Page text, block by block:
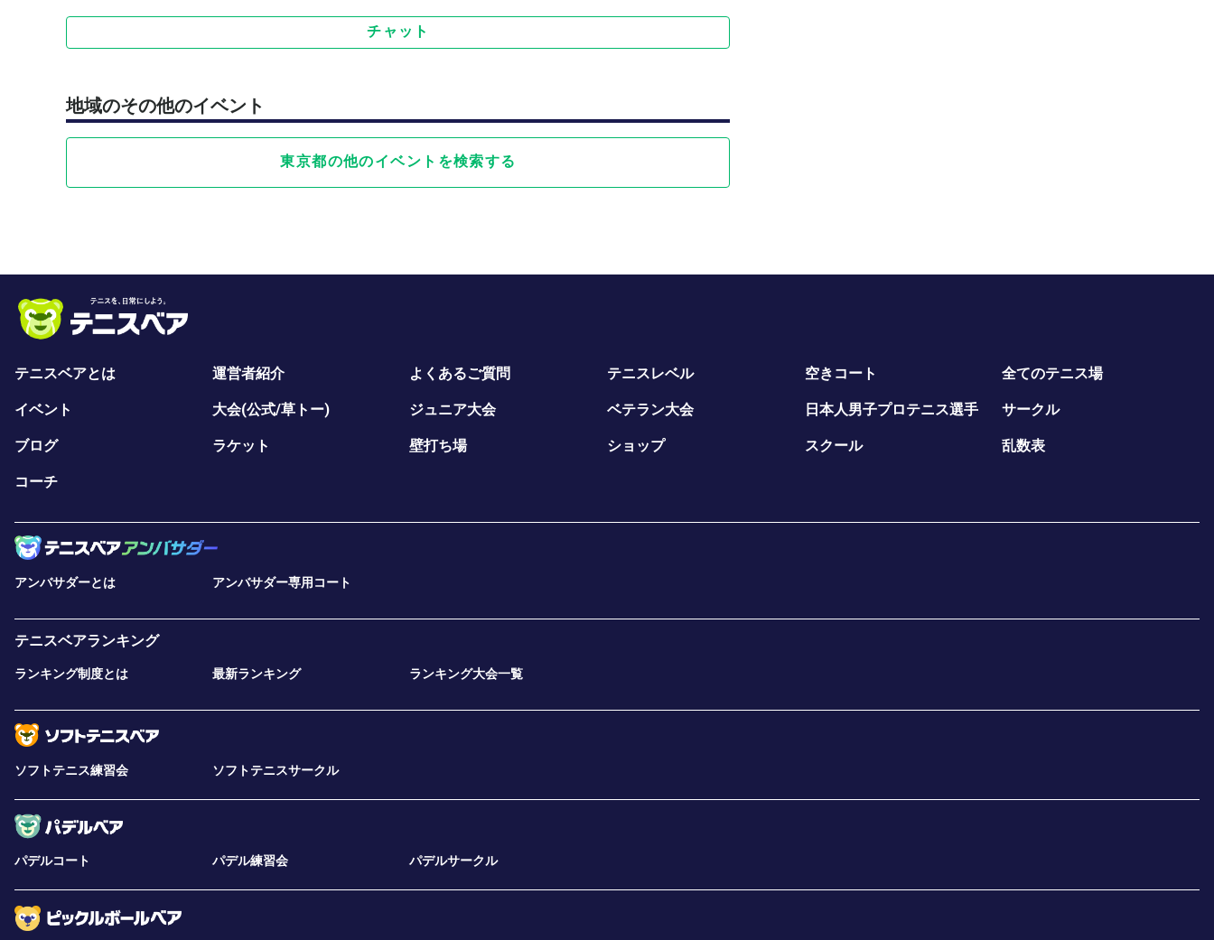
チャット
地域のその他のイベント
東京都の他のイベントを検索する
テニスベアとは 運営者紹介 よくあるご質問 テニスレベル 空きコート 全てのテニス場
イベント 大会(公式/草トー) ジュニア大会 ベテラン大会 日本人男子プロテニス選手 サークル
ブログ ラケット 壁打ち場 ショップ スクール 乱数表
コーチ
アンバサダーとは アンバサダー専用コート
テニスベアランキング
ランキング制度とは 最新ランキング ランキング大会一覧
ソフトテニス練習会 ソフトテニスサークル
パデルコート パデル練習会 パデルサークル